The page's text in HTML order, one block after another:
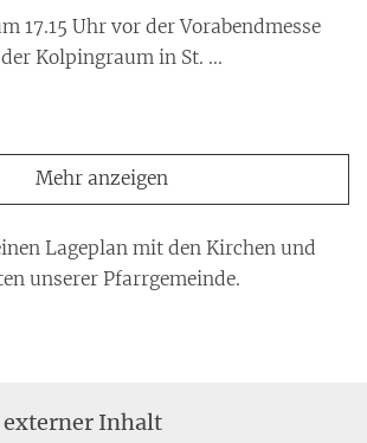
17.15 Uhr vor der Vorabendmesse
Kolpingraum in St. ...
Mehr anzeigen
Lageplan mit den Kirchen und
unserer Pfarrgemeinde.
Inhalt